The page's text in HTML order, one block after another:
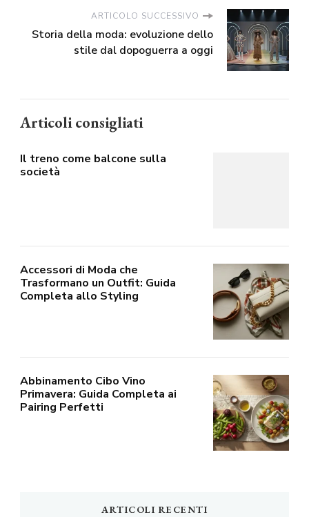
ARTICOLO SUCCESSIVO
Storia della moda: evoluzione dello
stile dal dopoguerra a oggi
Articoli consigliati
Il treno come balcone sulla
società
Accessori di Moda che
Trasformano un Outfit: Guida
Completa allo Styling
Abbinamento Cibo Vino
Primavera: Guida Completa ai
Pairing Perfetti
ARTICOLI RECENTI